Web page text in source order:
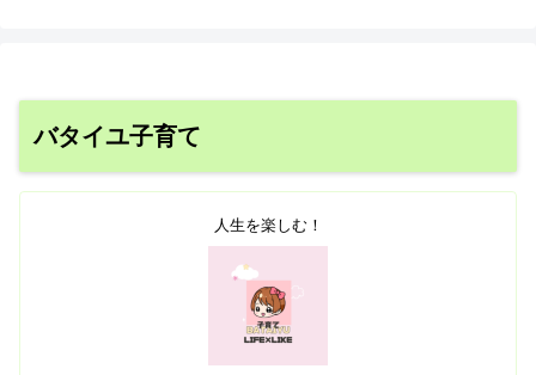
バタイユ子育て
人生を楽しむ！